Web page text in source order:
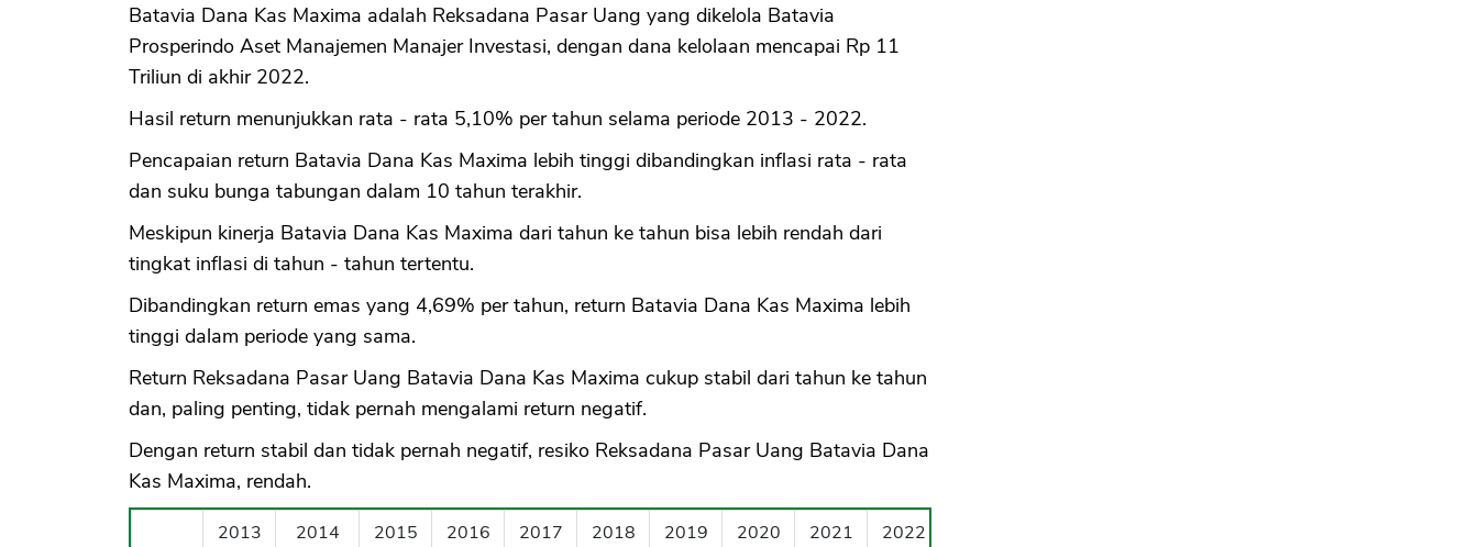
Batavia Dana Kas Maxima adalah Reksadana Pasar Uang yang dikelola Batavia
Prosperindo Aset Manajemen Manajer Investasi, dengan dana kelolaan mencapai Rp 11
Triliun di akhir 2022.
Hasil return menunjukkan rata - rata 5,10% per tahun selama periode 2013 - 2022.
Pencapaian return Batavia Dana Kas Maxima lebih tinggi dibandingkan inflasi rata - rata
dan suku bunga tabungan dalam 10 tahun terakhir.
Meskipun kinerja Batavia Dana Kas Maxima dari tahun ke tahun bisa lebih rendah dari
tingkat inflasi di tahun - tahun tertentu.
Dibandingkan return emas yang 4,69% per tahun, return Batavia Dana Kas Maxima lebih
tinggi dalam periode yang sama.
Return Reksadana Pasar Uang Batavia Dana Kas Maxima cukup stabil dari tahun ke tahun
dan, paling penting, tidak pernah mengalami return negatif.
Dengan return stabil dan tidak pernah negatif, resiko Reksadana Pasar Uang Batavia Dana
Kas Maxima, rendah.
2013 2014 2015 2016 2017 2018 2019 2020 2021
2022
CANCEL